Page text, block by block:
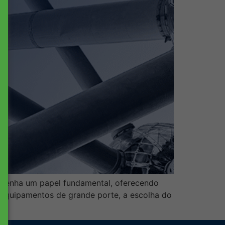
um papel fundamental, oferecendo
de grande porte, a escolha do